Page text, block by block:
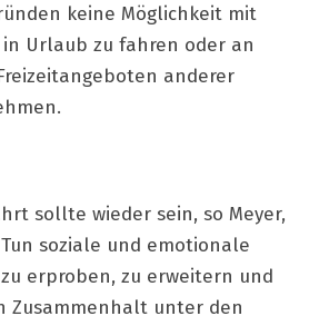
keine Möglichkeit mit
Urlaub zu fahren oder an
anderer
sollte wieder sein, so Meyer,
soziale und emotionale
erproben, zu erweitern und
Zusammenhalt unter den